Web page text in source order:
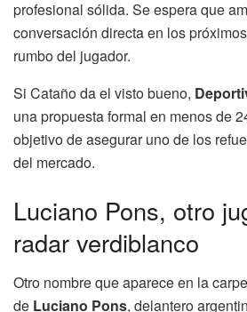
profesional sólida. Se espera que
conversación directa en los
rumbo del jugador.
Si Cataño da el visto bueno,
una propuesta formal en menos de
objetivo de asegurar uno de los
del mercado.
Luciano Pons, otro
radar verdiblanco
Otro nombre que aparece en la
de Luciano Pons, delantero